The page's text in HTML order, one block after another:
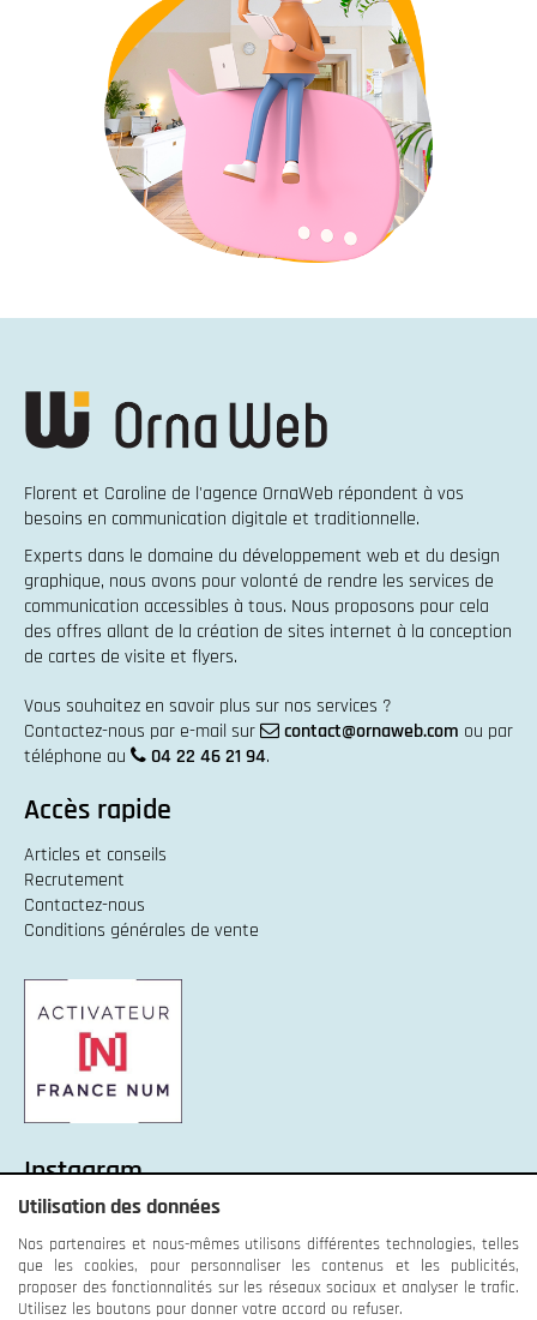
Florent et Caroline de l'agence OrnaWeb répondent à vos
besoins en communication digitale et traditionnelle.
Experts dans le domaine du développement web et du design
graphique, nous avons pour volonté de rendre les services de
communication accessibles à tous. Nous proposons pour cela
des offres allant de la création de sites internet à la conception
de cartes de visite et flyers.
Vous souhaitez en savoir plus sur nos services ?
Contactez-nous par e-mail sur
contact@ornaweb.com ou par
téléphone au
04 22 46 21 94.
Accès rapide
Articles et conseils
Recrutement
Contactez-nous
Conditions générales de vente
Instagram
Utilisation des données
Nos partenaires et nous-mêmes utilisons différentes technologies, telles
que les cookies, pour personnaliser les contenus et les publicités,
proposer des fonctionnalités sur les réseaux sociaux et analyser le trafic.
Utilisez les boutons pour donner votre accord ou refuser.